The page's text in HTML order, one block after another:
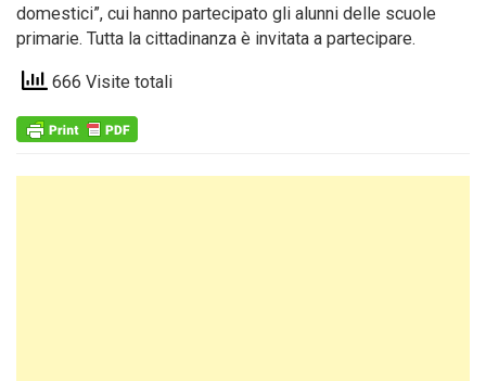
domestici”, cui hanno partecipato gli alunni delle scuole
primarie. Tutta la cittadinanza è invitata a partecipare.
666 Visite totali